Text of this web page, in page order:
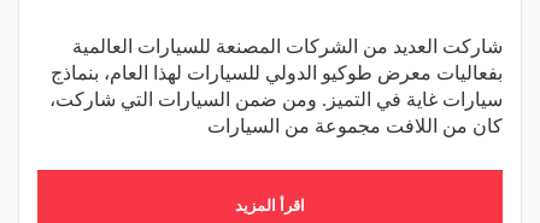
شاركت العديد من الشركات المصنعة للسيارات العالمية
بفعاليات معرض طوكيو الدولي للسيارات لهذا العام، بنماذج
سيارات غاية في التميز. ومن ضمن السيارات التي شاركت،
كان من اللافت مجموعة من السيارات
اقرأ المزيد